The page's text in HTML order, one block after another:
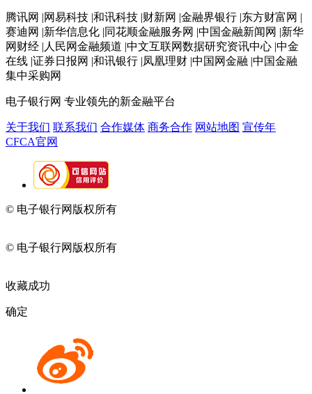
腾讯网 |网易科技 |和讯科技 |财新网 |金融界银行 |东方财富网 |
赛迪网 |新华信息化 |同花顺金融服务网 |中国金融新闻网 |新华
网财经 |人民网金融频道 |中文互联网数据研究资讯中心 |中金
在线 |证券日报网 |和讯银行 |凤凰理财 |中国网金融 |中国金融
集中采购网
电子银行网 专业领先的新金融平台
关于我们 联系我们 合作媒体 商务合作 网站地图 宣传年
CFCA官网
© 电子银行网版权所有
© 电子银行网版权所有
收藏成功
确定